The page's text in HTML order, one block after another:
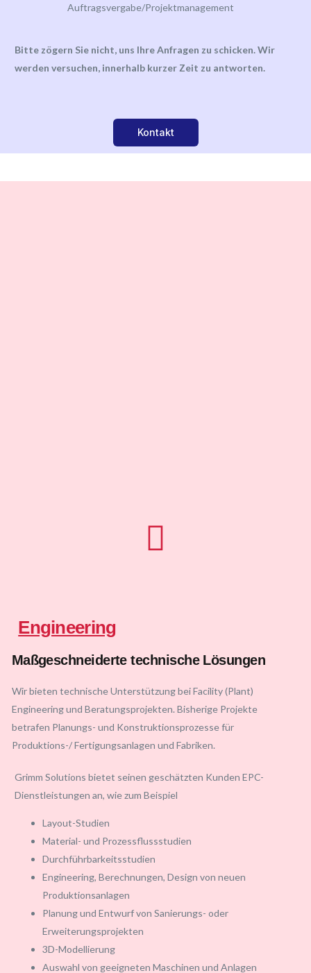
Auftragsvergabe/Projektmanagement
Bitte zögern Sie nicht, uns Ihre Anfragen zu schicken. Wir
werden versuchen, innerhalb kurzer Zeit zu antworten.
Kontakt
Engineering
Maßgeschneiderte technische Lösungen
Wir bieten technische Unterstützung bei Facility (Plant)
Engineering und Beratungsprojekten. Bisherige Projekte
betrafen Planungs- und Konstruktionsprozesse für
Produktions-/ Fertigungsanlagen und Fabriken.
Grimm Solutions bietet seinen geschätzten Kunden EPC-
Dienstleistungen an, wie zum Beispiel
Layout-Studien
Material- und Prozessflussstudien
Durchführbarkeitsstudien
Engineering, Berechnungen, Design von neuen
Produktionsanlagen
Planung und Entwurf von Sanierungs- oder
Erweiterungsprojekten
3D-Modellierung
Auswahl von geeigneten Maschinen und Anlagen